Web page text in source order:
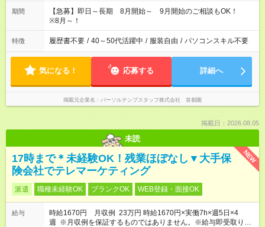
期間
【急募】即日～長期 8月開始～ 9月開始のご相談もOK！
※8月～！
特徴 履歴書不要 / 40～50代活躍中 / 服装自由 / パソコンスキル不要
気になる！ 応募する 詳細へ
掲載元企業名 パーソルテンプスタッフ株式会社 首都圏
掲載日：2026.08.05
未読
NEW
17時まで＊未経験OK！残業ほぼなし▼大手保
険会社でテレマーケティング
派遣 職種未経験OK ブランクOK WEB登録・面接OK
給与
時給1670円 月収例 23万円 時給1670円×実働7h×週5日×4
週 ※月収例を保証するものではありません。※給与即受取りサ